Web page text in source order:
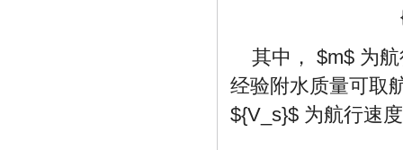
其中， $m$ 为
经验附水质量可取
${V_s}$ 为航行速